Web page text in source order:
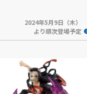
2024年5月9日（木）
より順次登場予定